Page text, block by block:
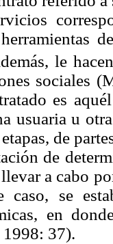
le
sociales
es
usuaria u
de
de
a cabo
caso, se
en
1998: 37).